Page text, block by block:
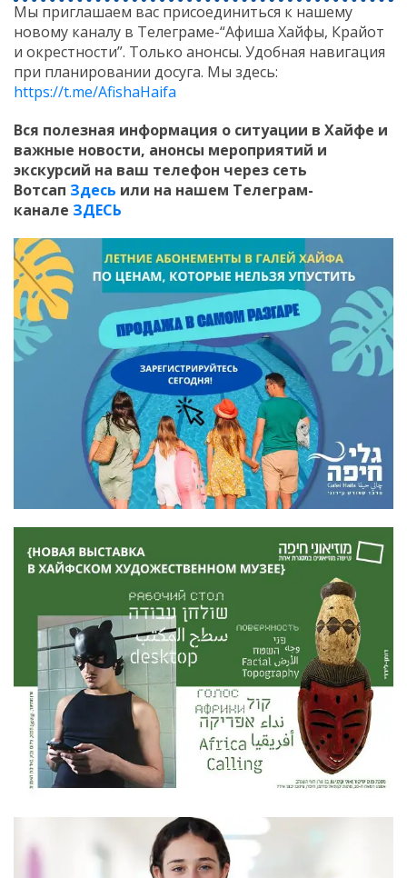
Мы приглашаем вас присоединиться к нашему
новому каналу в Телеграме-“Афиша Хайфы, Крайот
и окрестности”. Только анонсы. Удобная навигация
при планировании досуга. Мы здесь:
https://t.me/AfishaHaifa
Вся полезная информация о ситуации в Хайфе и
важные новости, анонсы мероприятий и
экскурсий на ваш телефон через сеть
Вотсап Здесь или на нашем Телеграм-
канале ЗДЕСЬ